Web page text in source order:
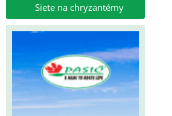
Siete na chryzantémy